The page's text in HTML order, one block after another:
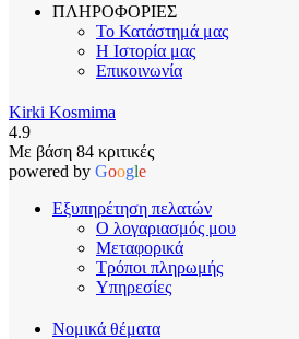
ΠΛΗΡΟΦΟΡΙΕΣ
Το Κατάστημά μας
Η Ιστορία μας
Επικοινωνία
Kirki Kosmima
4.9
Με βάση 84 κριτικές
powered by Google
Εξυπηρέτηση πελατών
Ο λογαριασμός μου
Μεταφορικά
Τρόποι πληρωμής
Υπηρεσίες
Νομικά θέματα